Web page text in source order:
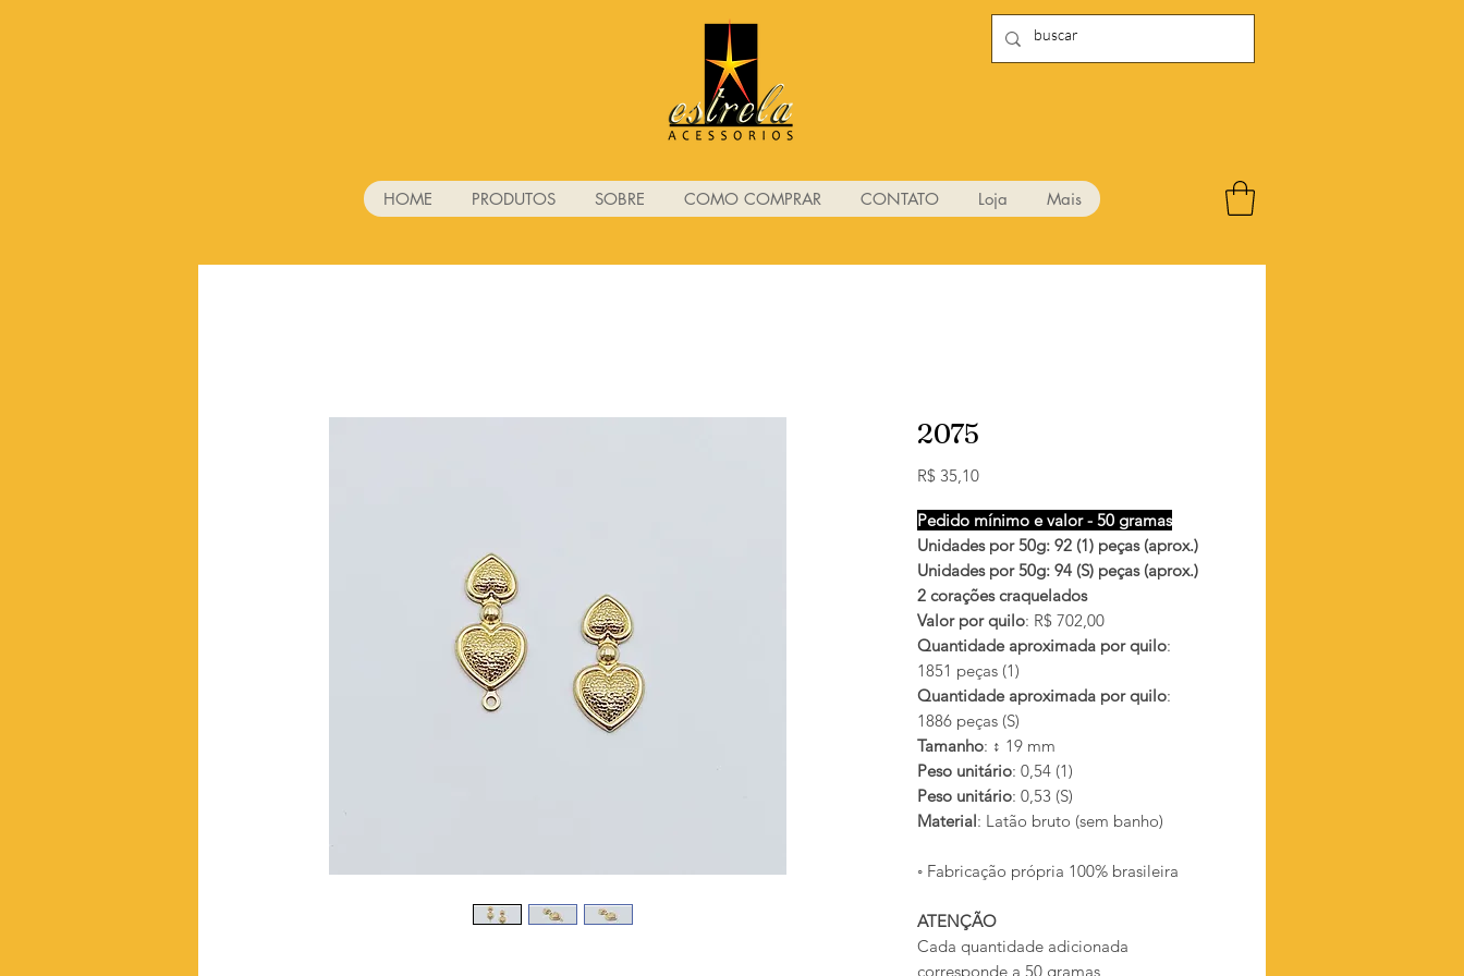
HOME PRODUTOS SOBRE COMO COMPRAR CONTATO Loja Mais
2075
R$ 35,10Preço
Pedido mínimo e valor - 50 gramas
Unidades por 50g: 92 (1) peças (aprox.)
Unidades por 50g: 94 (S) peças (aprox.)
2 corações craquelados
Valor por quilo: R$ 702,00
Quantidade aproximada por quilo:
1851 peças (1)
Quantidade aproximada por quilo:
1886 peças (S)
Tamanho: ↕ 19 mm
Peso unitário: 0,54 (1)
Peso unitário: 0,53 (S)
Material: Latão bruto (sem banho)
◦ Fabricação própria 100% brasileira
ATENÇÃO
Cada quantidade adicionada
corresponde a 50 gramas